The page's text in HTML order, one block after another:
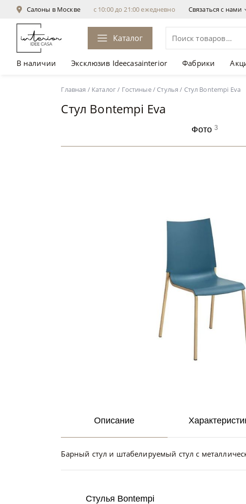
Салоны в Москве с 10:00 до 21:00 ежедневно Связаться с нами
Каталог
В наличии Эксклюзив Ideecasainterior Фабрики
Главная / Каталог/ Гостиные/ Стулья / Стул Bontempi Eva
Стул Bontempi Eva
Фото3
Описание
Барный стул и штабелируемый стул с
Стулья Bontempi